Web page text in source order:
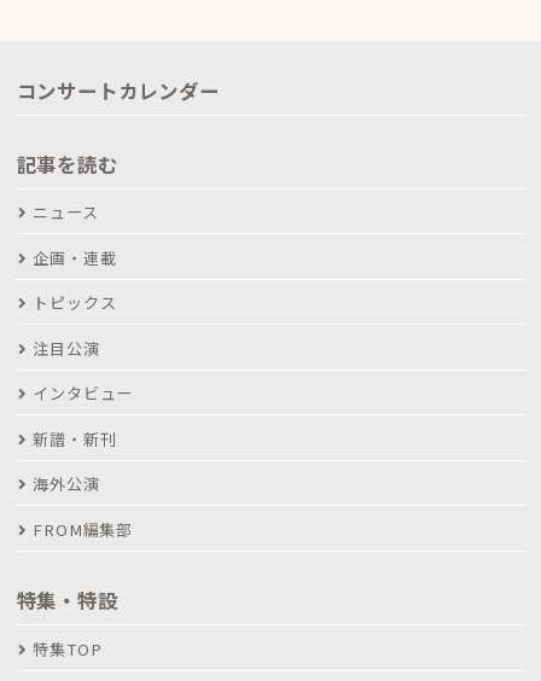
コンサートカレンダー
記事を読む
ニュース
企画・連載
トピックス
注目公演
インタビュー
新譜・新刊
海外公演
FROM編集部
特集・特設
特集TOP